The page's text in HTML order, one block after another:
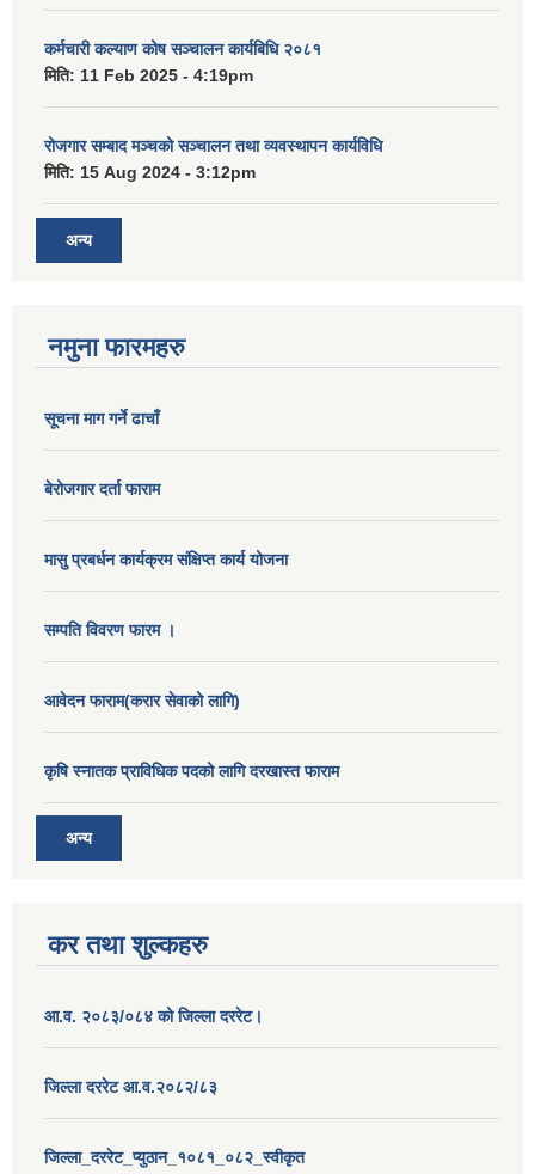
कर्मचारी कल्याण कोष सञ्चालन कार्यबिधि २०८१
मिति: 11 Feb 2025 - 4:19pm
रोजगार सम्बाद मञ्चको सञ्चालन तथा व्यवस्थापन कार्यविधि
मिति: 15 Aug 2024 - 3:12pm
अन्य
नमुना फारमहरु
सूचना माग गर्ने ढाचाँ
बेरोजगार दर्ता फाराम
मासु प्रबर्धन कार्यक्रम संक्षिप्त कार्य योजना
सम्पति विवरण फारम ।
आवेदन फाराम(करार सेवाको लागि)
कृषि स्नातक प्राविधिक पदको लागि दरखास्त फाराम
अन्य
कर तथा शुल्कहरु
आ.व. २०८३/०८४ को जिल्ला दररेट।
जिल्ला दररेट आ.व.२०८२/८३
जिल्ला_दररेट_प्युठान_१०८१_०८२_स्वीकृत